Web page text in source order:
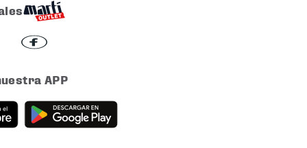
APP